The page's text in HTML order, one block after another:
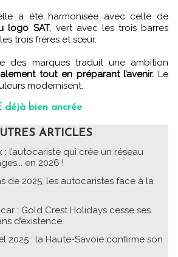
a été harmonisée avec celle de
logo SAT, vert avec les trois barres
trois frères et sœur.
des marques traduit une ambition
tout en préparant l’avenir. Le
modernisent.
déjà bien ancrée
ARTICLES
l’autocariste qui crée un réseau
en 2026 !
de 2025, les autocaristes face à la
: Gold Crest Holidays cesse ses
d’existence
2025 : la Haute-Savoie confirme son